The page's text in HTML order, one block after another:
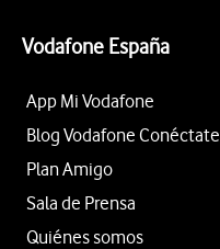
Vodafone España
App Mi Vodafone
Blog Vodafone Conéctate
Plan Amigo
Sala de Prensa
Quiénes somos